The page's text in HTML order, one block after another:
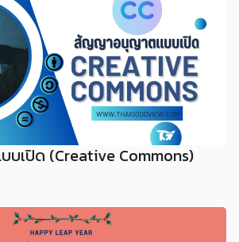
เปิด (Creative Commons)